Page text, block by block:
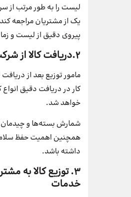
لیست را به طور مرتب از
یک از مشتریان مراجعه
پیروی دقیق از لیست و
2.دریافت کالا از شرکت، اطمینان از تطابق کالاها و موجودی آن‌ها با برنامه توزیع
مامور توزیع بعد از
کار در دریافت دقیق
خواهد شد.
شمارش بسته‌ها و چیدمان
همچنین اهمیت حفظ سلامت
داشته باشد.
3. توزیع کالا به
خدمات